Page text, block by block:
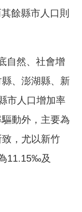
餘縣市人口則
自然、社會增
、澎湖縣、新
市人口增加率
動外，主要為
，尤以新竹
11.15‰及